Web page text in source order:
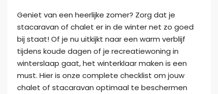
Geniet van een heerlijke zomer? Zorg dat je
stacaravan of chalet er in de winter net zo goed
bij staat! Of je nu uitkijkt naar een warm verblijf
tijdens koude dagen of je recreatiewoning in
winterslaap gaat, het winterklaar maken is een
must. Hier is onze complete checklist om jouw
chalet of stacaravan optimaal te beschermen